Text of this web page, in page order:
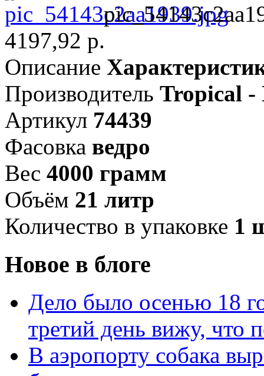
4197,92 р.
Описание
Производитель Tropical
Артикул 74439
Фасовка ведро
Вес 4000 грамм
Объём 21 литр
Количество в упаковке 1
Новое в блоге
Дело было осенью 18
третий день вижу, что
В аэропорту собака